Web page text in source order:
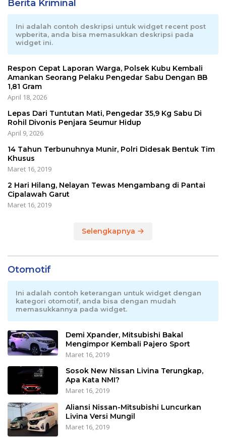
Berita Kriminal
Ini adalah contoh deskripsi untuk widget recent post
wpberita, anda bisa memasukkan deskripsi pada
widget ini.
Respon Cepat Laporan Warga, Polsek Kubu Kembali
Amankan Seorang Pelaku Pengedar Sabu Dengan BB
1,81 Gram
April 18, 2026
Lepas Dari Tuntutan Mati, Pengedar 35,9 Kg Sabu Di
Rohil Divonis Penjara Seumur Hidup
April 9, 2026
14 Tahun Terbunuhnya Munir, Polri Didesak Bentuk Tim
Khusus
Maret 16, 2019
2 Hari Hilang, Nelayan Tewas Mengambang di Pantai
Cipalawah Garut
Maret 16, 2019
Selengkapnya
Otomotif
Ini adalah contoh keterangan untuk widget dengan
kategori otomotif, anda bisa dengan mudah
memasukkannya pada widget.
Demi Xpander, Mitsubishi Bakal
Mengimpor Kembali Pajero Sport
Maret 16, 2019
Sosok New Nissan Livina Terungkap,
Apa Kata NMI?
Maret 16, 2019
Aliansi Nissan-Mitsubishi Luncurkan
Livina Versi Mungil
Maret 16, 2019